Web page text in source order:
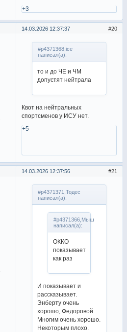
+3
20
14.03.2026 12:37:37
#p4371368,ice
написал(а):
то и до ЧЕ и ЧМ
допустят нейтрала
Квот на нейтральных
спортсменов у ИСУ нет.
+5
21
14.03.2026 12:37:56
#p4371371,Тодес
написал(а):
#p4371366,Мыш
написал(а):
ОККО
показывает
как раз
И показывает и
рассказывает.
Энберту очень
хорошо, Федоровой.
Многим очень хорошо.
Некоторым плохо.